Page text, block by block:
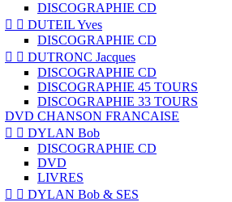
DISCOGRAPHIE CD
  DUTEIL Yves
DISCOGRAPHIE CD
  DUTRONC Jacques
DISCOGRAPHIE CD
DISCOGRAPHIE 45 TOURS
DISCOGRAPHIE 33 TOURS
DVD CHANSON FRANCAISE
  DYLAN Bob
DISCOGRAPHIE CD
DVD
LIVRES
  DYLAN Bob & SES